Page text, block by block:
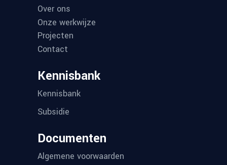
Over ons
Onze werkwijze
Projecten
Contact
Kennisbank
Kennisbank
Subsidie
Documenten
Algemene voorwaarden